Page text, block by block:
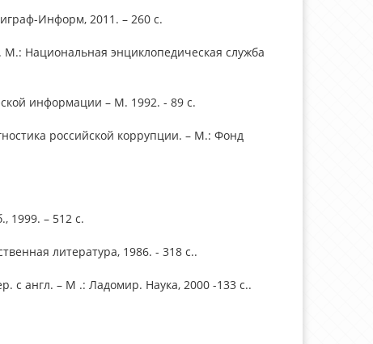
Информ, 2011. – 260 с.
Национальная энциклопедическая служба
информации – М. 1992. - 89 с.
российской коррупции. – М.: Фонд
– 512 с.
литература, 1986. - 318 с..
с англ. – М .: Ладомир. Наука, 2000 -133 с..